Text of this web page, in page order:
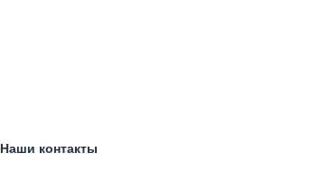
Наши контакты